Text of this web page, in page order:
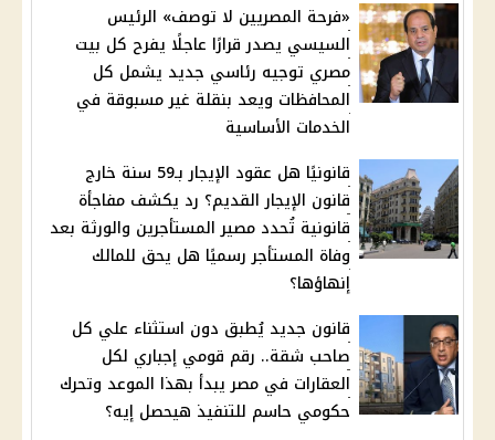
«فرحة المصريين لا توصف» الرئيس
السيسي يصدر قرارًا عاجلًا يفرح كل بيت
مصري توجيه رئاسي جديد يشمل كل
المحافظات ويعد بنقلة غير مسبوقة في
الخدمات الأساسية
قانونيًا هل عقود الإيجار بـ59 سنة خارج
قانون الإيجار القديم؟ رد يكشف مفاجأة
قانونية تُحدد مصير المستأجرين والورثة بعد
وفاة المستأجر رسميًا هل يحق للمالك
إنهاؤها؟
قانون جديد يُطبق دون استثناء علي كل
صاحب شقة.. رقم قومي إجباري لكل
العقارات في مصر يبدأ بهذا الموعد وتحرك
حكومي حاسم للتنفيذ هيحصل إيه؟